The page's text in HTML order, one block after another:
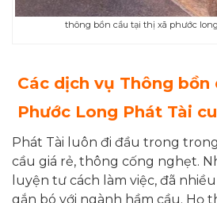
thông bồn cầu tại thị xã phước
Các dịch vụ Thông bồn
Phước Long Phát Tài
Phát Tài luôn đi đầu trong
cầu giá rẻ, thông cống nghẹt.
luyện tư cách làm việc, đã
gắn bó với ngành hầm cầu. Họ